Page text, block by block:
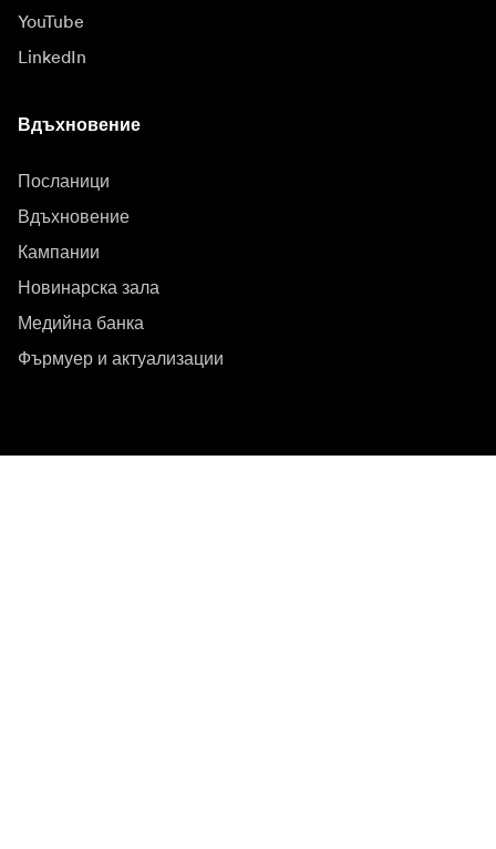
YouTube
LinkedIn
Вдъхновение
Посланици
Вдъхновение
Кампании
Новинарска зала
Медийна банка
Фърмуер и актуализации